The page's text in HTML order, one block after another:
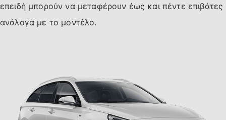
επειδή μπορούν να μεταφέρουν έως και πέντε επιβάτες
ανάλογα με το μοντέλο.